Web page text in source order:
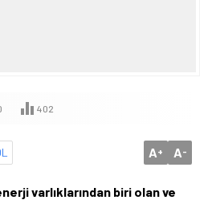
402
A+ A-
varlıklarından biri olan ve